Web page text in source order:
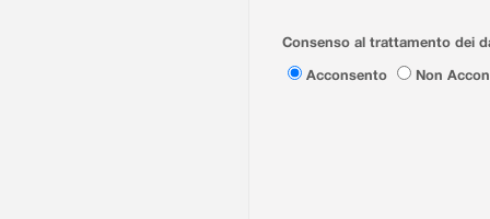
Consenso al trattamento dei
Acconsento
Non